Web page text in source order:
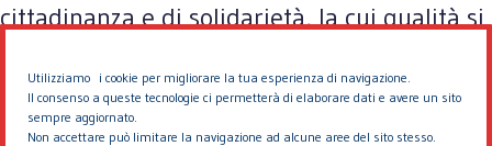
Utilizziamo i cookie per migliorare la tua esperienza di navigazione.
Il consenso a queste tecnologie ci permetterà di elaborare dati e avere un sito
sempre aggiornato.
Non accettare può limitare la navigazione ad alcune aree del sito stesso.
cittadinanza e di solidarietà, la cui qualità si
qualità della cittadinanza e della solidarietà
che promuove o rende possibile”. Il pensiero